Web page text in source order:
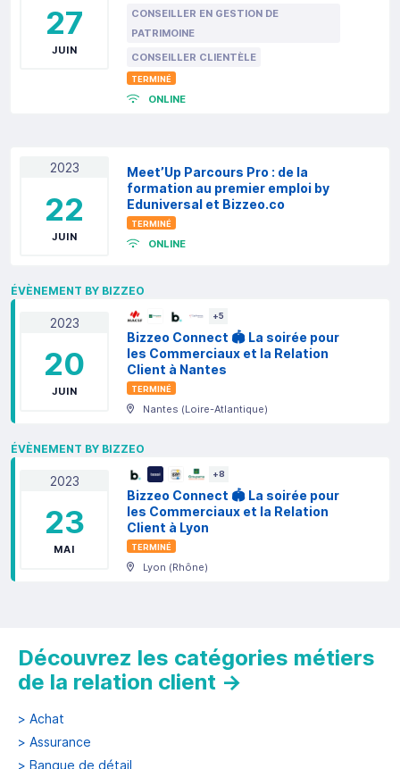
27
JUIN
CONSEILLER EN GESTION DE
PATRIMOINE
CONSEILLER CLIENTÈLE
TERMINÉ
ONLINE
2023
22
JUIN
Meet’Up Parcours Pro : de la
formation au premier emploi by
Eduniversal et Bizzeo.co
TERMINÉ
ONLINE
ÉVÈNEMENT BY BIZZEO
2023
20
JUIN
+5
Bizzeo Connect 🏟️ La soirée pour
les Commerciaux et la Relation
Client à Nantes
TERMINÉ
Nantes (Loire-Atlantique)
ÉVÈNEMENT BY BIZZEO
2023
23
MAI
+8
Bizzeo Connect 🏟️ La soirée pour
les Commerciaux et la Relation
Client à Lyon
TERMINÉ
Lyon (Rhône)
Découvrez les catégories métiers
de la relation client →
> Achat
> Assurance
> Banque de détail